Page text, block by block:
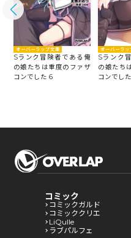
オーバーラップ文庫
Sランク冒険者である俺
の娘たちは重度のファザ
コンでした 6
オーバーラッ
Sランク
の娘たち
コンでし
コミック
コミックガルド
コミッククリエ
LiQulle
ラブパルフェ